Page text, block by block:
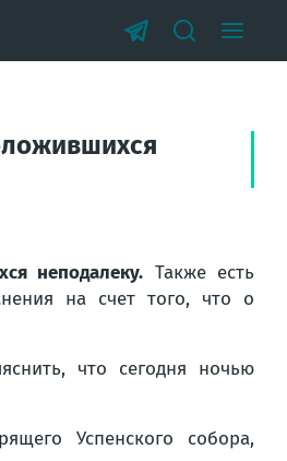
неподалеку. Также есть
на счет того, что о
что сегодня ночью
Успенского собора,